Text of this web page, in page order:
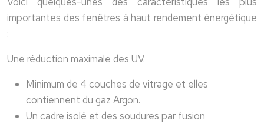
importantes des fenêtres à haut rendement énergétique
:
Une réduction maximale des UV.
Minimum de 4 couches de vitrage et elles
contiennent du gaz Argon.
Un cadre isolé et des soudures par fusion